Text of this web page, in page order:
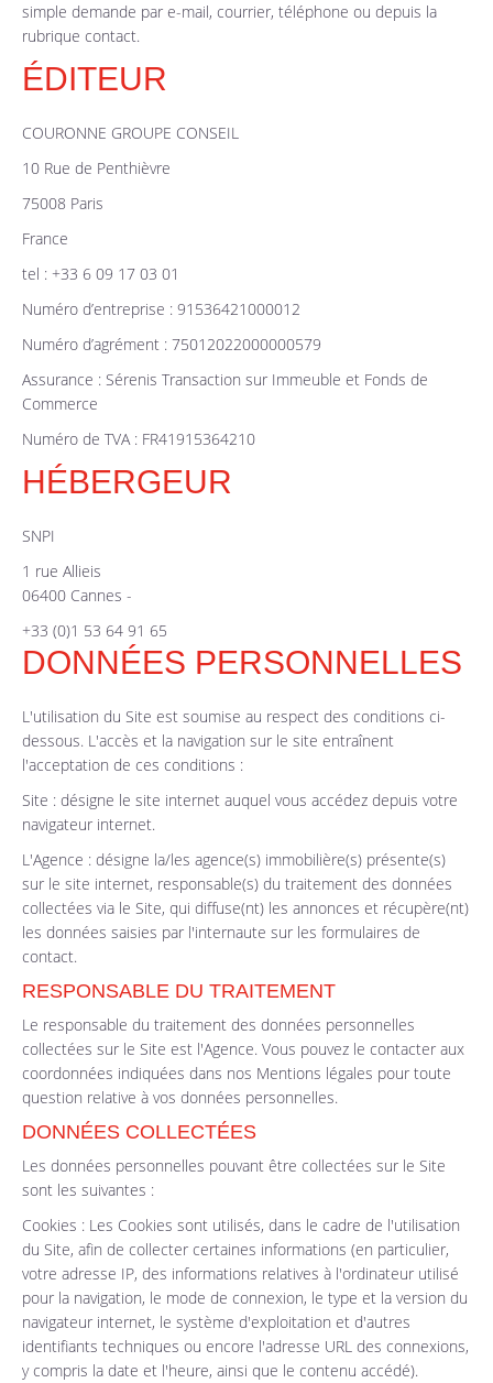
simple demande par e-mail, courrier, téléphone ou depuis la
rubrique contact.
ÉDITEUR
COURONNE GROUPE CONSEIL
10 Rue de Penthièvre
75008 Paris
France
tel : +33 6 09 17 03 01
Numéro d’entreprise : 91536421000012
Numéro d’agrément : 75012022000000579
Assurance : Sérenis Transaction sur Immeuble et Fonds de
Commerce
Numéro de TVA : FR41915364210
HÉBERGEUR
SNPI
1 rue Allieis
06400 Cannes -
+33 (0)1 53 64 91 65
DONNÉES PERSONNELLES
L'utilisation du Site est soumise au respect des conditions ci-
dessous. L'accès et la navigation sur le site entraînent
l'acceptation de ces conditions :
Site : désigne le site internet auquel vous accédez depuis votre
navigateur internet.
L'Agence : désigne la/les agence(s) immobilière(s) présente(s)
sur le site internet, responsable(s) du traitement des données
collectées via le Site, qui diffuse(nt) les annonces et récupère(nt)
les données saisies par l'internaute sur les formulaires de
contact.
RESPONSABLE DU TRAITEMENT
Le responsable du traitement des données personnelles
collectées sur le Site est l'Agence. Vous pouvez le contacter aux
coordonnées indiquées dans nos Mentions légales pour toute
question relative à vos données personnelles.
DONNÉES COLLECTÉES
Les données personnelles pouvant être collectées sur le Site
sont les suivantes :
Cookies : Les Cookies sont utilisés, dans le cadre de l'utilisation
du Site, afin de collecter certaines informations (en particulier,
votre adresse IP, des informations relatives à l'ordinateur utilisé
pour la navigation, le mode de connexion, le type et la version du
navigateur internet, le système d'exploitation et d'autres
identifiants techniques ou encore l'adresse URL des connexions,
y compris la date et l'heure, ainsi que le contenu accédé).